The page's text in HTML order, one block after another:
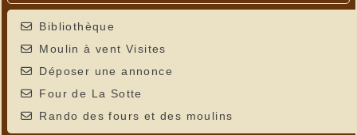
Bibliothèque
Moulin à vent Visites
Déposer une annonce
Four de La Sotte
Rando des fours et des moulins